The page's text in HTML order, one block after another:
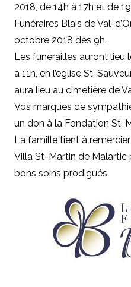
2018, de 14h à 17h et de
Funéraires Blais de Val-
octobre 2018 dès 9h.
Les funérailles auront lieu
à 11h, en l’église St-
aura lieu au cimetière de
Vos marques de
un don à la Fondation St-
La famille tient à
Villa St-Martin de Malartic
bons soins prodigués.